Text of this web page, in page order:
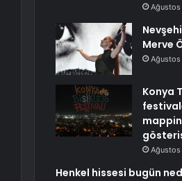
Ağustos
Merve
Ağustos
Konya
Ağustos
Henkel hissesi bugün